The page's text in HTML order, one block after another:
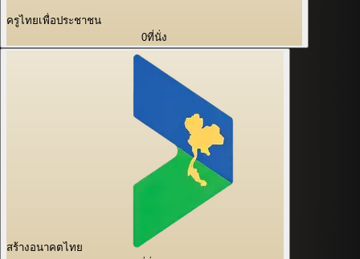
ครูไทยเพื่อประชาชน
0ที่นั่ง
สร้างอนาคตไทย